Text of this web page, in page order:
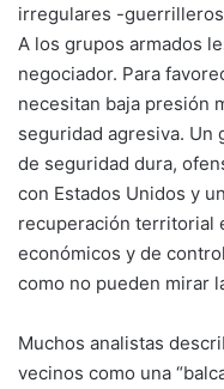
irregulares -
A los grupos armados
negociador. Para
necesitan baja presión
seguridad agresiva. Un
de seguridad dura,
con Estados Unidos y
recuperación territorial
económicos y de
como no pueden mirar
Muchos analistas
vecinos como una